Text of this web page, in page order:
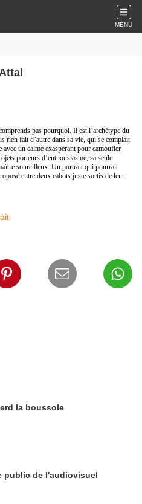
MENU
pas pourquoi. Il est l’archétype du
rien fait d’autre dans sa vie, qui se complait
un calme exaspérant pour camoufler
porteurs d’enthousiasme, sa seule
sourcilleux. Un portrait qui pourrait
entre deux cabots juste sortis de leur
la boussole
public de l'audiovisuel